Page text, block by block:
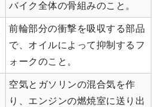
バイク全体の骨組みのこと。
前輪部分の衝撃を吸収する部品
で、オイルによって抑制するフ
ォークのこと。
空気とガソリンの混合気を作
り、エンジンの燃焼室に送り出